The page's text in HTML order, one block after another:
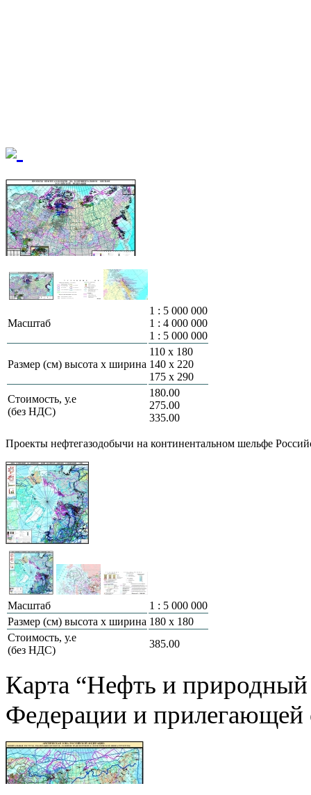
Масштаб
1 : 5 000 000
1 : 4 000 000
1 : 5 000 000
Размер (см) высота х ширина
110 х 180
140 х 220
175 х 290
Стоимость, у.е
(без НДС)
180.00
275.00
335.00
Проекты нефтегазодобычи на континентальном шельфе
Масштаб
1 : 5 000 000
Размер (см) высота х ширина 180 х 180
Стоимость, у.е
(без НДС)
385.00
Карта “Нефть и
Федерации и прилегающей